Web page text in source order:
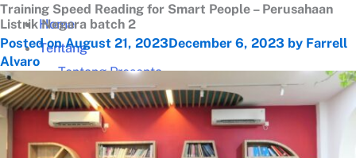
Home
Tentang
Tentang Presenta
Trainer Terbaik
Klien Terpercaya
Testimonial
Training Speed Reading for Smart People – Perusahaan
Listrik Negara batch 2
Posted onAugust 21, 2023December 6, 2023 by Farrell
Alvaro